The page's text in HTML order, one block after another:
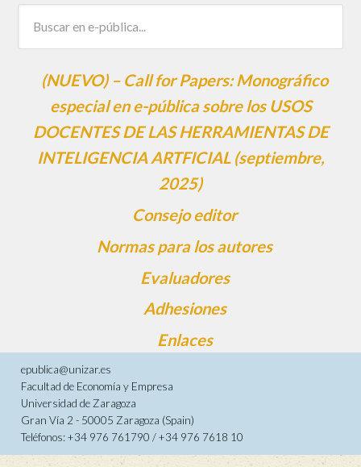
(NUEVO) – Call for Papers: Monográfico
especial en e-pública sobre los USOS
DOCENTES DE LAS HERRAMIENTAS DE
INTELIGENCIA ARTFICIAL (septiembre,
2025)
Consejo editor
Normas para los autores
Evaluadores
Adhesiones
Enlaces
epublica@unizar.es
Facultad de Economía y Empresa
Universidad de Zaragoza
Gran Vía 2 - 50005 Zaragoza (Spain)
Teléfonos: +34 976 761790 / +34 976 7618 10